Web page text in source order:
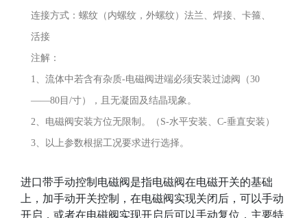
连接方式：螺纹（内螺纹，外螺纹）法兰、焊接、卡箍、
活接
注解：
1、流体中若含有杂质-电磁阀进端必须安装过滤阀（30
——80目/寸），且无凝固及结晶现象。
2、电磁阀安装方位无限制。（S-水平安装、C-垂直安装）
3、以上参数根据工况要求进行选择。
进口带手动控制电磁阀是指电磁阀在电磁开关的基础
上，加手动开关控制，在电磁阀实现关闭后，可以手动
开启，或者在电磁阀实现开启后可以手动复位，主要特